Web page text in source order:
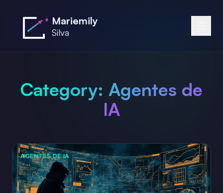
Mariemily
Silva
Category: Agentes de
IA
AGENTES DE IA